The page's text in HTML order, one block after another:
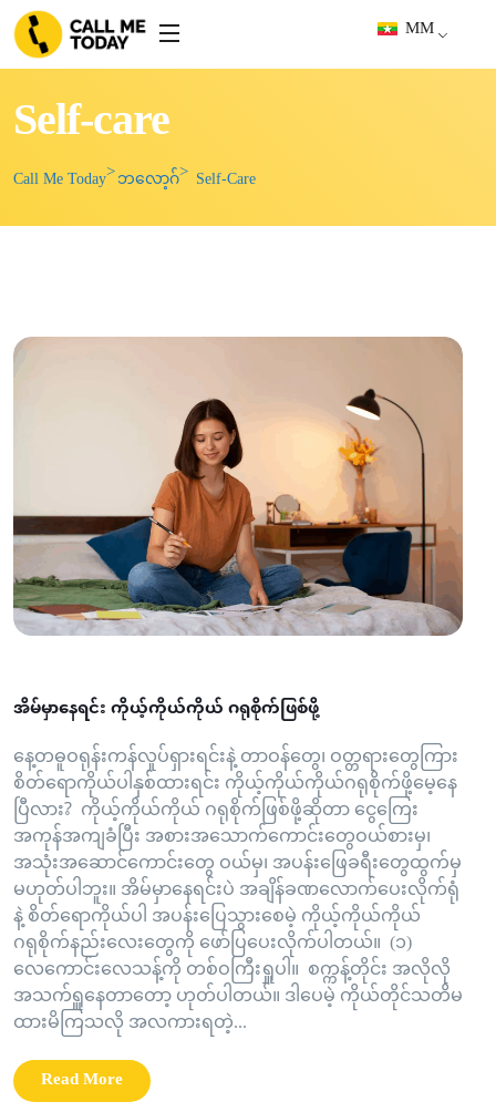
MM
Self-care
Call Me Today ဘလော့ဂ် Self-Care
အိမ်မှာနေရင်း ကိုယ့်ကိုယ်ကိုယ် ဂရုစိုက်ဖြစ်ဖို့
နေ့တဓူဝရုန်းကန်လှုပ်ရှားရင်းနဲ့ တာဝန်တွေ၊ ဝတ္တရားတွေကြား
စိတ်ရောကိုယ်ပါနှစ်ထားရင်း ကိုယ့်ကိုယ်ကိုယ်ဂရုစိုက်ဖို့မေ့နေ
ပြီလား? ကိုယ့်ကိုယ်ကိုယ် ဂရုစိုက်ဖြစ်ဖို့ဆိုတာ ငွေကြေး
အကုန်အကျခံပြီး အစားအသောက်ကောင်းတွေဝယ်စားမှ၊
အသုံးအဆောင်ကောင်းတွေ ဝယ်မှ၊ အပန်းဖြေခရီးတွေထွက်မှ
မဟုတ်ပါဘူး။ အိမ်မှာနေရင်းပဲ အချိန်ခဏလောက်ပေးလိုက်ရုံ
နဲ့ စိတ်ရောကိုယ်ပါ အပန်းပြေသွားစေမဲ့ ကိုယ့်ကိုယ်ကိုယ်
ဂရုစိုက်နည်းလေးတွေကို ဖော်ပြပေးလိုက်ပါတယ်။ (၁)
လေကောင်းလေသန့်ကို တစ်ဝကြီးရှူပါ။ စက္ကန့်တိုင်း အလိုလို
အသက်ရှူနေတာတော့ ဟုတ်ပါတယ်။ ဒါပေမဲ့ ကိုယ်တိုင်သတိမ
ထားမိကြသလို အလကားရတဲ့...
Read More